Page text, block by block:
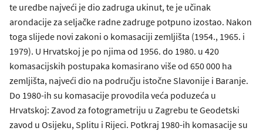
te uredbe najveći je dio zadruga ukinut, te je učinak
arondacije za seljačke radne zadruge potpuno izostao. Nakon
toga slijede novi zakoni o komasaciji zemljišta (1954., 1965. i
1979). U Hrvatskoj je po njima od 1956. do 1980. u 420
komasacijskih postupaka komasirano više od 650 000 ha
zemljišta, najveći dio na području istočne Slavonije i Baranje.
Do 1980-ih su komasacije provodila veća poduzeća u
Hrvatskoj: Zavod za fotogrametriju u Zagrebu te Geodetski
zavod u Osijeku, Splitu i Rijeci. Potkraj 1980-ih komasacije su